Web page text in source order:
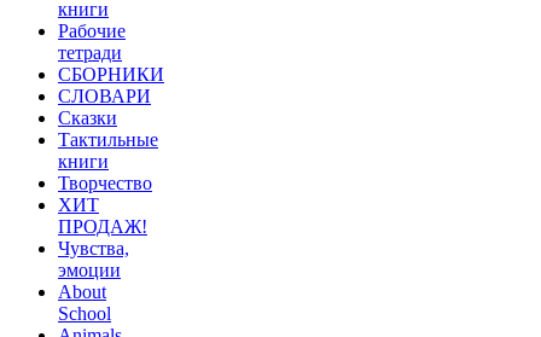
книги
Рабочие
тетради
СБОРНИКИ
СЛОВАРИ
Сказки
Тактильные
книги
Творчество
ХИТ
ПРОДАЖ!
Чувства,
эмоции
About
School